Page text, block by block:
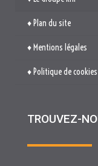
♦ Plan du site
♦ Mentions légales
♦ Politique de
TROUVEZ-